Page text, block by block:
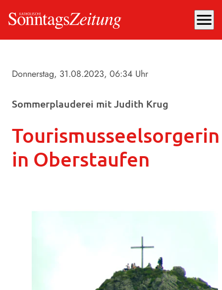
menu
Donnerstag, 31.08.2023, 06:34 Uhr
Sommerplauderei mit Judith Krug
Tourismusseelsorgerin
in Oberstaufen